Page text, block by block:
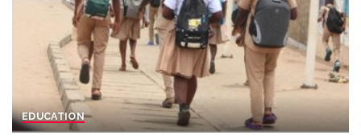
EDUCATION